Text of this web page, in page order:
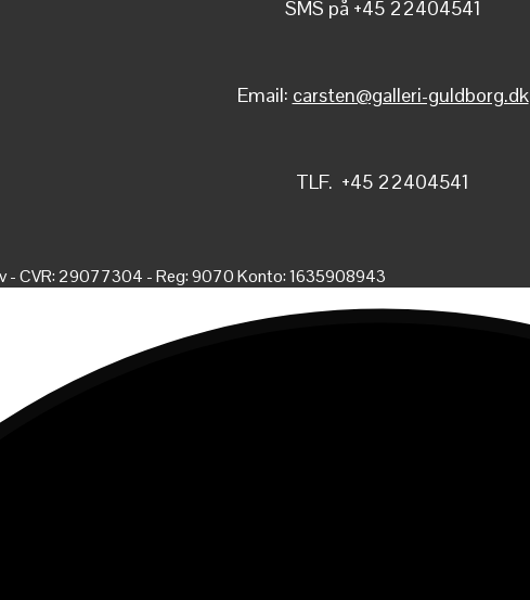
SMS på +45 22404541
Email: carsten@galleri-guldborg.dk
TLF. +45 22404541
- CVR: 29077304 - Reg: 9070 Konto: 1635908943